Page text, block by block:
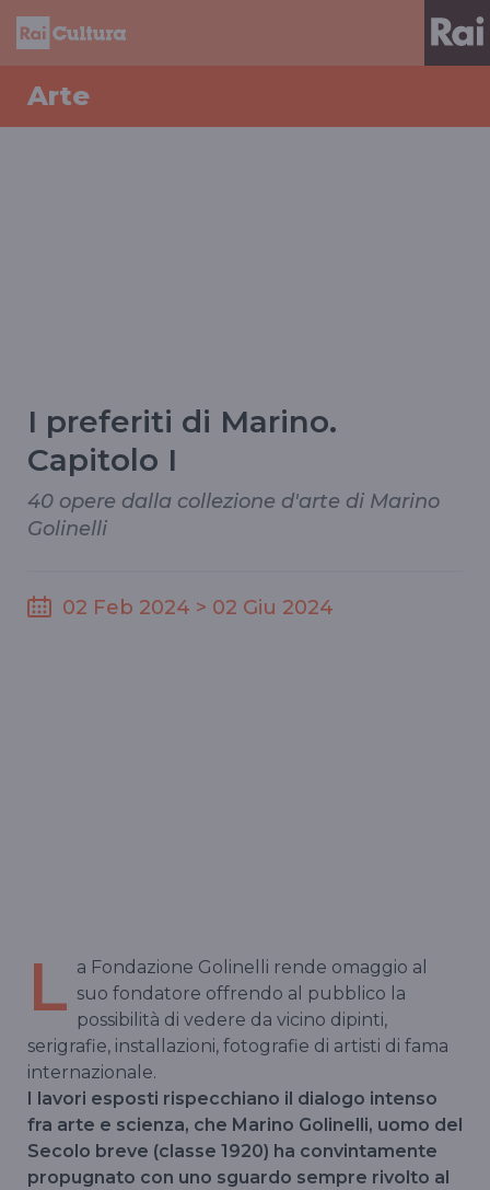
Arte
I preferiti di Marino.
Capitolo I
40 opere dalla collezione d'arte di Marino
Golinelli
02 Feb 2024 > 02 Giu 2024
L a Fondazione Golinelli rende omaggio al
suo fondatore offrendo al pubblico la
possibilità di vedere da vicino dipinti,
serigrafie, installazioni, fotografie di artisti di fama
internazionale.
I lavori esposti rispecchiano il dialogo intenso
fra arte e scienza, che Marino Golinelli, uomo del
Secolo breve (classe 1920) ha convintamente
propugnato con uno sguardo sempre rivolto al